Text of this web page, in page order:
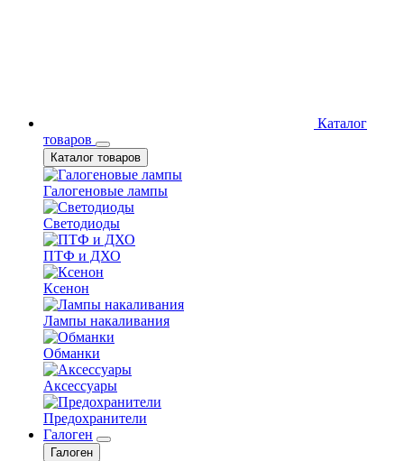
Каталог
товаров
Каталог товаров
Галогеновые лампы
Светодиоды
ПТФ и ДХО
Ксенон
Лампы накаливания
Обманки
Аксессуары
Предохранители
Галоген
Галоген